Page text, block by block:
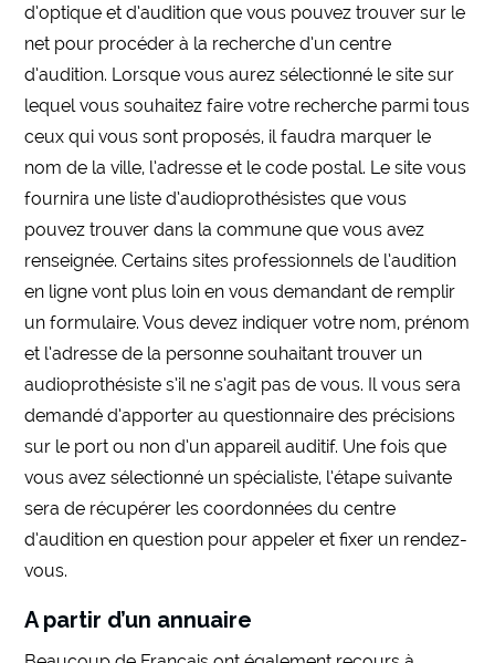
d’optique et d’audition que vous pouvez trouver sur le
net pour procéder à la recherche d’un centre
d’audition. Lorsque vous aurez sélectionné le site sur
lequel vous souhaitez faire votre recherche parmi tous
ceux qui vous sont proposés, il faudra marquer le
nom de la ville, l’adresse et le code postal. Le site vous
fournira une liste d’audioprothésistes que vous
pouvez trouver dans la commune que vous avez
renseignée. Certains sites professionnels de l’audition
en ligne vont plus loin en vous demandant de remplir
un formulaire. Vous devez indiquer votre nom, prénom
et l’adresse de la personne souhaitant trouver un
audioprothésiste s’il ne s’agit pas de vous. Il vous sera
demandé d’apporter au questionnaire des précisions
sur le port ou non d’un appareil auditif. Une fois que
vous avez sélectionné un spécialiste, l’étape suivante
sera de récupérer les coordonnées du centre
d’audition en question pour appeler et fixer un rendez-
vous.
A partir d’un annuaire